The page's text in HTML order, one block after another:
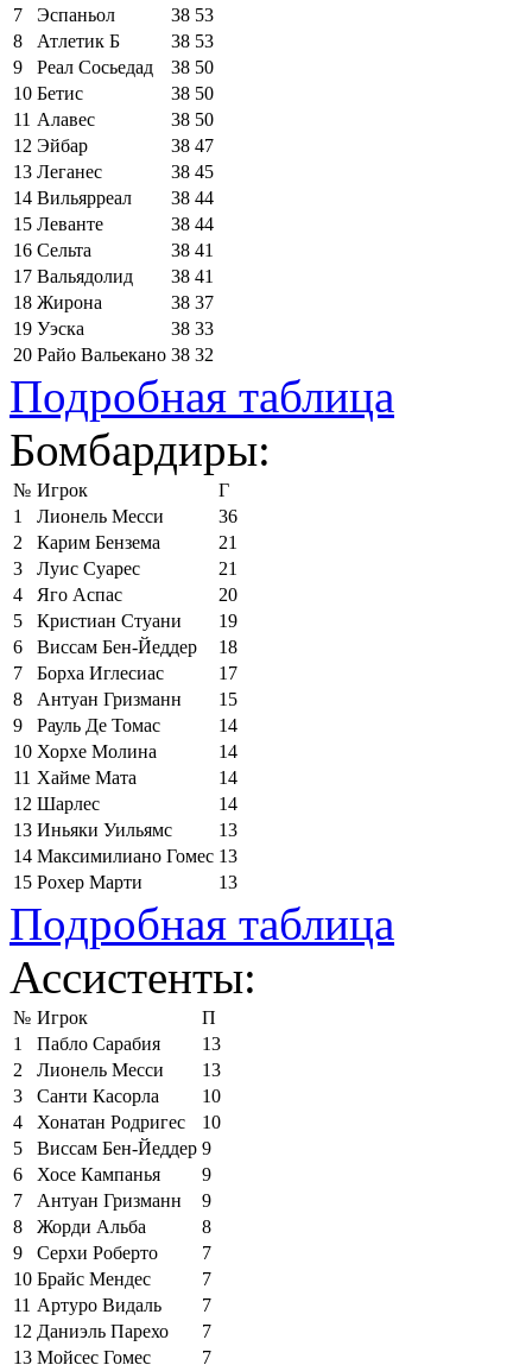
7
Эспаньол 38 53
8
Атлетик Б 38 53
9
Реал Сосьедад 38 50
10 Бетис 38 50
11 Алавес 38 50
12 Эйбар 38 47
13 Леганес 38 45
14 Вильярреал 38 44
15 Леванте 38 44
16 Сельта 38 41
17 Вальядолид 38 41
18 Жирона 38 37
19 Уэска 38 33
20 Райо Вальекано 38 32
Подробная таблица
Бомбардиры:
№ Игрок
Г
1
Лионель Месси
36
2
Карим Бензема
21
3
Луис Суарес
21
4
Яго Аспас
20
5
Кристиан Стуани
19
6
Виссам Бен-Йеддер
18
7
Борха Иглесиас
17
8
Антуан Гризманн
15
9
Рауль Де Томас
14
10 Хорхе Молина
14
11 Хайме Мата
14
12 Шарлес
14
13 Иньяки Уильямс
13
14 Максимилиано Гомес 13
15 Рохер Марти 13
Подробная таблица
Ассистенты:
№ Игрок
П
1
Пабло Сарабия
13
2
Лионель Месси
13
3
Санти Касорла
10
4
Хонатан Родригес
10
5
Виссам Бен-Йеддер 9
6
Хосе Кампанья
9
7
Антуан Гризманн
9
8
Жорди Альба
8
9
Серхи Роберто
7
10 Брайс Мендес
7
11 Артуро Видаль
7
12 Даниэль Парехо
7
13 Мойсес Гомес 7